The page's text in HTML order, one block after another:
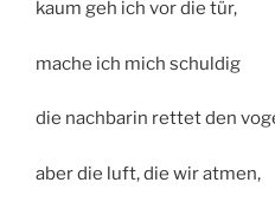
kaum geh ich vor die tür,
mache ich mich schuldig
die nachbarin rettet den
aber die luft, die wir atmen,